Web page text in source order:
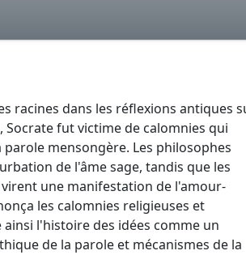
racines dans les réflexions antiques
fut victime de calomnies qui
mensongère. Les philosophes
de l'âme sage, tandis que les
une manifestation de l'amour-
les calomnies religieuses et
l'histoire des idées comme un
de la parole et mécanismes de la